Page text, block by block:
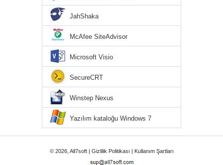
JahShaka
McAfee SiteAdvisor
Microsoft Visio
SecureCRT
Winstep Nexus
Yazılım kataloğu Windows 7
© 2026, All7soft | Gizlilik Politikası | Kullanım Şartları